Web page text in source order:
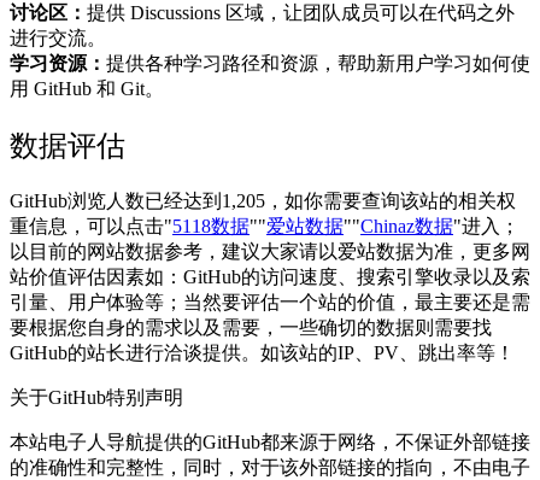
讨论区： 提供 Discussions 区域，让团队成员可以在代码之外
进行交流。
学习资源： 提供各种学习路径和资源，帮助新用户学习如何使
用 GitHub 和 Git。
数据评估
GitHub浏览人数已经达到1,205，如你需要查询该站的相关权
重信息，可以点击"5118数据""爱站数据""Chinaz数据"进入；
以目前的网站数据参考，建议大家请以爱站数据为准，更多网
站价值评估因素如：GitHub的访问速度、搜索引擎收录以及索
引量、用户体验等；当然要评估一个站的价值，最主要还是需
要根据您自身的需求以及需要，一些确切的数据则需要找
GitHub的站长进行洽谈提供。如该站的IP、PV、跳出率等！
关于GitHub特别声明
本站电子人导航提供的GitHub都来源于网络，不保证外部链接
的准确性和完整性，同时，对于该外部链接的指向，不由电子